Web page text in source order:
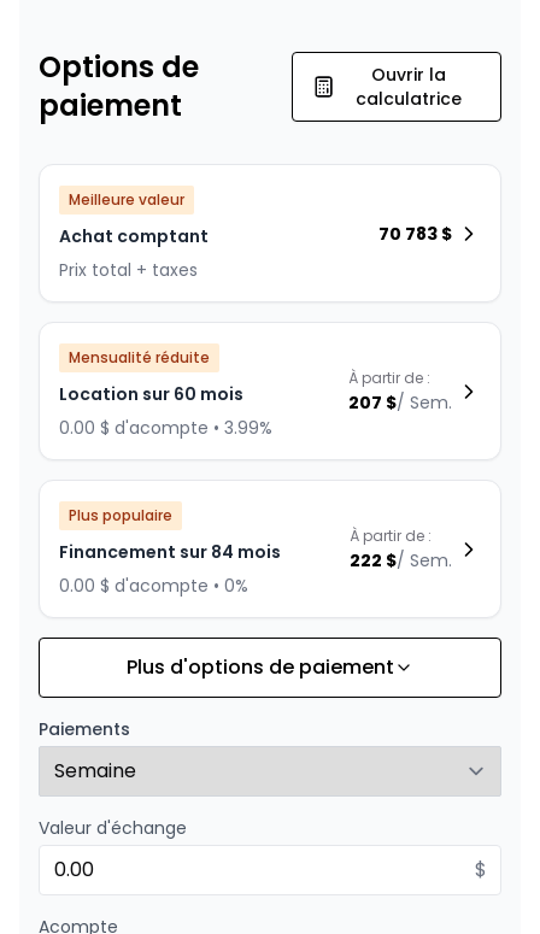
Options de
paiement
Ouvrir la
calculatrice
Meilleure valeur
Achat comptant
Prix total + taxes
70 783 $
Mensualité réduite
Location sur 60 mois
0.00 $ d'acompte • 3.99%
À partir de :
207 $/ Sem.
Plus populaire
Financement sur 84 mois
0.00 $ d'acompte • 0%
À partir de :
222 $/ Sem.
Financement sur 96 mois
0.00 $ d'acompte • 3.49%
À partir de :
Financement sur 72 mois
Financement sur 72 mois
0.00 $ d'acompte • 0%
À partir de :
Plus d'options de paiement
Paiements
Valeur d'échange
$
Acompte